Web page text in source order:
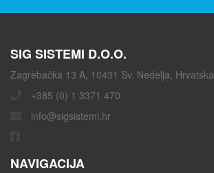
SIG SISTEMI D.O.O.
Zagrebačka 13 A, 10431 Sv. Nedelja, Hrvatska
+385 (0) 1 3371 470
info@sigsistemi.hr
NAVIGACIJA